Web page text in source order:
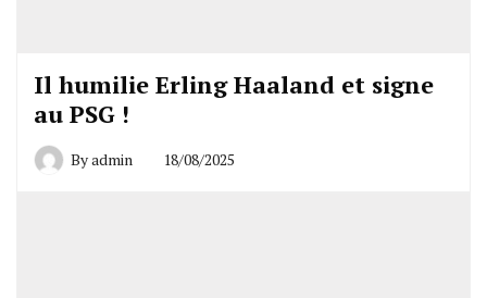
Il humilie Erling Haaland et signe
au PSG !
Byadmin 18/08/2025